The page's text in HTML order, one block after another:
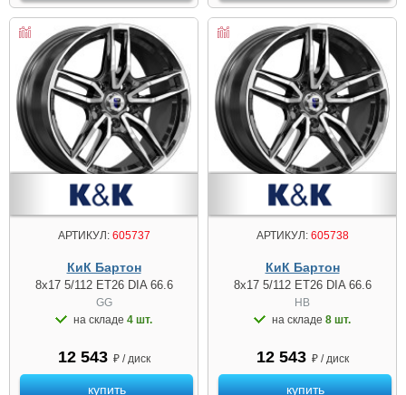
АРТИКУЛ:605737
КиК Бартон
8x17 5/112 ET26 DIA 66.6
GG
на складе 4 шт.
12 543 ₽ / диск
купить
АРТИКУЛ:605738
КиК Бартон
8x17 5/112 ET26 DIA 66.6
HB
на складе 8 шт.
12 543 ₽ / диск
купить